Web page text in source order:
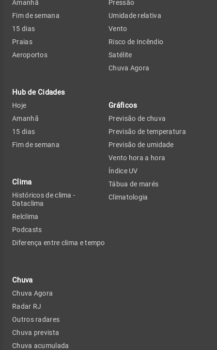
Amanhã
Fim de semana
15 dias
Praias
Aeroportos
Hub de Cidades
Hoje
Amanhã
15 dias
Fim de semana
Clima
Históricos de clima -
Dataclima
Relclima
Podcasts
Diferença entre clima e tempo
Chuva
Chuva Agora
Radar RJ
Outros radares
Chuva prevista
Chuva acumulada
Pressão
Umidade relativa
Vento
Risco de Incêndio
Satélite
Chuva Agora
Gráficos
Previsão de chuva
Previsão de temperatura
Previsão de umidade
Vento hora a hora
Índice UV
Tábua de marés
Climatologia